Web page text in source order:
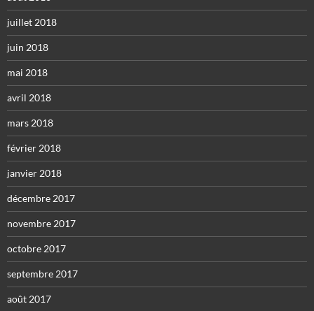
juillet 2018
juin 2018
mai 2018
avril 2018
mars 2018
février 2018
janvier 2018
décembre 2017
novembre 2017
octobre 2017
septembre 2017
août 2017